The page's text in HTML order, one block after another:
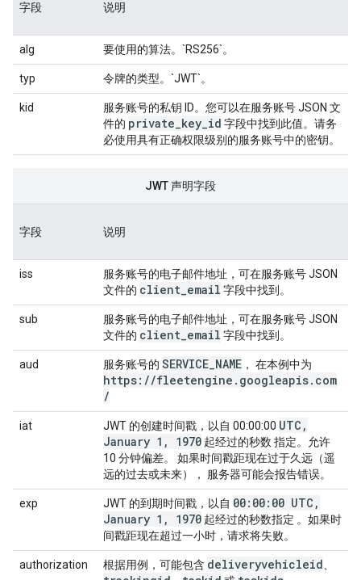
字段 说明
alg 要使用的算法。`RS256`。
typ 令牌的类型。`JWT`。
kid
服务账号的私钥 ID。您可以在服务账号 JSON 文
件的 private_key_id 字段中找到此值。请务
必使用具有正确权限级别的服务账号中的密钥。
JWT 声明字段
字段 说明
iss
服务账号的电子邮件地址，可在服务账号 JSON
文件的 client_email 字段中找到。
sub
服务账号的电子邮件地址，可在服务账号 JSON
文件的 client_email 字段中找到。
aud 服务账号的 SERVICE_NAME ， 在本例中为
https://fleetengine.googleapis.com
/
iat JWT 的创建时间戳，以自 00:00:00 UTC,
January 1, 1970 起经过的秒数 指定。允许
10 分钟偏差。 如果时间戳距现在过于久远（遥
远的过去或未来）， 服务器可能会报告错误。
exp JWT 的到期时间戳，以自 00:00:00 UTC,
January 1, 1970 起经过的秒数指定 。如果时
间戳距现在超过一小时，请求将失败。
authorization 根据用例，可能包含 deliveryvehicleid